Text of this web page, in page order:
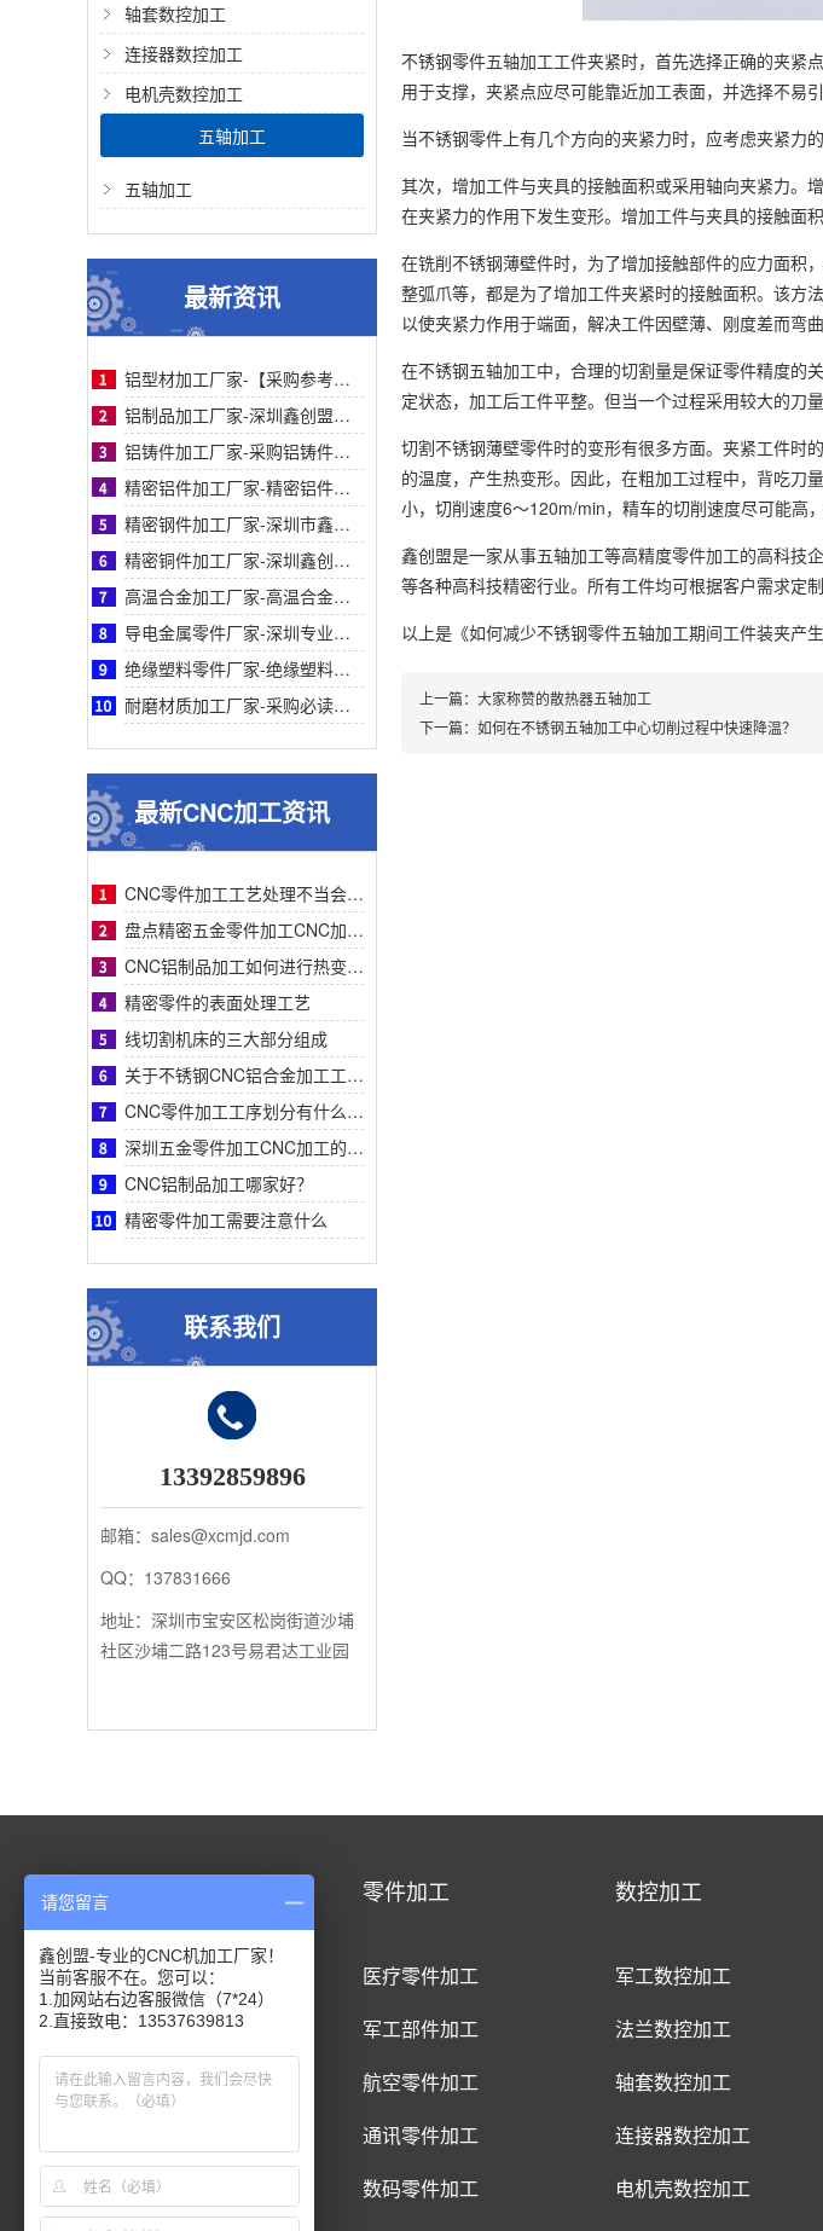
轴套数控加工
连接器数控加工
电机壳数控加工
五轴加工
五轴加工
最新资讯
铝型材加工厂家-【采购参考】深圳鑫创盟铝型材加工厂家：从痛点剖析到合作对比全解析
铝制品加工厂家-深圳鑫创盟铝制品加工精密工艺高效交付助采购降本增效高品质保障
铝铸件加工厂家-采购铝铸件加工厂家指南：鑫创盟机电精密铸造与快速交付标杆实力工厂
精密铝件加工厂家-精密铝件加工厂家采购指南：鑫创盟技术、品质与案例详解（附对比表）
精密钢件加工厂家-深圳市鑫创盟精密钢件加工：高精度快交付定制化解决方案优质厂家
精密铜件加工厂家-深圳鑫创盟精密铜件加工：高精度、快交期、定制化优选方案的首选商家
高温合金加工厂家-高温合金加工采购指南：鑫创盟精密工艺对比与客户案例信任背书详解篇
导电金属零件厂家-深圳专业导电金属零件厂家鑫创盟：采购必读，品质与成本平衡之道
绝缘塑料零件厂家-绝缘塑料零件厂家采购指南：鑫创盟精密定制品质可靠降本增效首选方案
耐磨材质加工厂家-采购必读：耐磨材质加工厂家如何选？鑫创盟高耐磨低成本方案权威解析
最新CNC加工资讯
CNC零件加工工艺处理不当会有什么影响？
盘点精密五金零件加工CNC加工明显的特征有哪些
CNC铝制品加工如何进行热变形处理？
精密零件的表面处理工艺
线切割机床的三大部分组成
关于不锈钢CNC铝合金加工工艺流程步骤介绍？
CNC零件加工工序划分有什么要求呢
深圳五金零件加工CNC加工的数控系统特点有什么？
CNC铝制品加工哪家好？
精密零件加工需要注意什么
联系我们
13392859896
邮箱：sales@xcmjd.com
QQ：137831666
地址：深圳市宝安区松岗街道沙埔
社区沙埔二路123号易君达工业园
不锈钢零件五轴加工工件夹紧时，首先选择正确的夹紧
用于支撑，夹紧点应尽可能靠近加工表面，并选择不易
当不锈钢零件上有几个方向的夹紧力时，应考虑夹紧力
其次，增加工件与夹具的接触面积或采用轴向夹紧力。
在夹紧力的作用下发生变形。增加工件与夹具的接触面
在铣削不锈钢薄壁件时，为了增加接触部件的应力面积
整弧爪等，都是为了增加工件夹紧时的接触面积。该方
以使夹紧力作用于端面，解决工件因壁薄、刚度差而弯曲
在不锈钢五轴加工中，合理的切割量是保证零件精度的
定状态，加工后工件平整。但当一个过程采用较大的刀
切割不锈钢薄壁零件时的变形有很多方面。夹紧工件时
的温度，产生热变形。因此，在粗加工过程中，背吃
小，切削速度6～120m/min，精车的切削速度尽可能高
鑫创盟是一家从事五轴加工等高精度零件加工的高科技
等各种高科技精密行业。所有工件均可根据客户需求定
以上是 《如何减少不锈钢零件五轴加工期间工件装夹产
上一篇： 大家称赞的散热器五轴加工
下一篇： 如何在不锈钢五轴加工中心切削过程中快速降温？
CNC加工
CNC铝合金加工
CNC钛合金加工
CNC精密件加工
CNC五金件加工
零件加工
医疗零件加工
军工部件加工
航空零件加工
通讯零件加工
数码零件加工
数控加工
军工数控加工
法兰数控加工
轴套数控加工
连接器数控加工
电机壳数控加工
请您留言
鑫创盟-专业的CNC机加工厂家！
当前客服不在。您可以：
1.加网站右边客服微信（7*24）
2.直接致电：13537639813